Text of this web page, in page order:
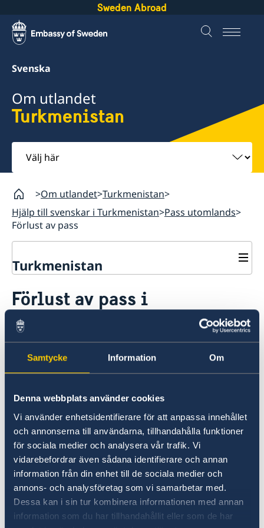
Samtycke Information Om
Denna webbplats använder cookies
Vi använder enhetsidentifierare för att anpassa innehållet
och annonserna till användarna, tillhandahålla funktioner
för sociala medier och analysera vår trafik. Vi
vidarebefordrar även sådana identifierare och annan
information från din enhet till de sociala medier och
annons- och analysföretag som vi samarbetar med.
Dessa kan i sin tur kombinera informationen med annan
information som du har tillhandahållit eller som de har
Sweden Abroad
Svenska
Om utlandet
Turkmenistan
Välj
här
Om utlandet Turkmenistan
Hjälp till svenskar i Turkmenistan Pass utomlands
Förlust av pass
Turkmenistan
Hjälp till svenskar i Turkmenistan
Rösta i Turkmenistan
Hjälp till svenska medborgare
Hjälp kring medborgarskap
Om svenskt medborgarskap
Provisoriskt pass
Förnyelse av pass för vuxna
Förnyelse av pass för barn under 18 år
Förlust av pass
Reseinformation
Ambassadens reseinformation
Aktuella händelser
Allmänna säkerhetsläget
Terrorism
Hur kan jag bli kontaktad i en katastrofsituation
Förlust av pass i
Turkmenistan
Svenskar i behov provisoriska pass av hänvisas
Förlust av pass
Här finns grundläggande information som
gäller för alla länder. I vissa länder gäller
dessutom ytterligare villkor. Kontakta ansvarig
ambassad för mer information.